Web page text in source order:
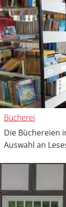
Bücherei
Die Büchereien
Auswahl an